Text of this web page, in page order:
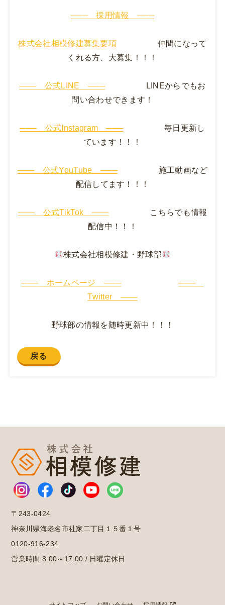
─── 採用情報 ───
株式会社相模修建募集要項 仲間になって
くれる方、大募集！！！
─── 公式LINE ───LINEからでもお
問い合わせできます！
─── 公式Instagram ───毎日更新し
ています！！！
─── 公式YouTube ───施工動画など
配信してます！！！
─── 公式TikTok ───こちらでも情報
配信中！！！
株式会社相模修建・野球部
─── ホームページ ───
───
Twitter ───
野球部の情報を随時更新中！！！
戻る
〒243-0424
神奈川県海老名市社家二丁目１５番１号
0120-916-234
営業時間 8:00～17:00 / 日曜定休日